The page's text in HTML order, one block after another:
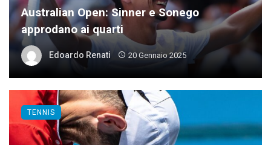
Australian Open: Sinner e Sonego
approdano ai quarti
Edoardo Renati 20 Gennaio 2025
TENNIS